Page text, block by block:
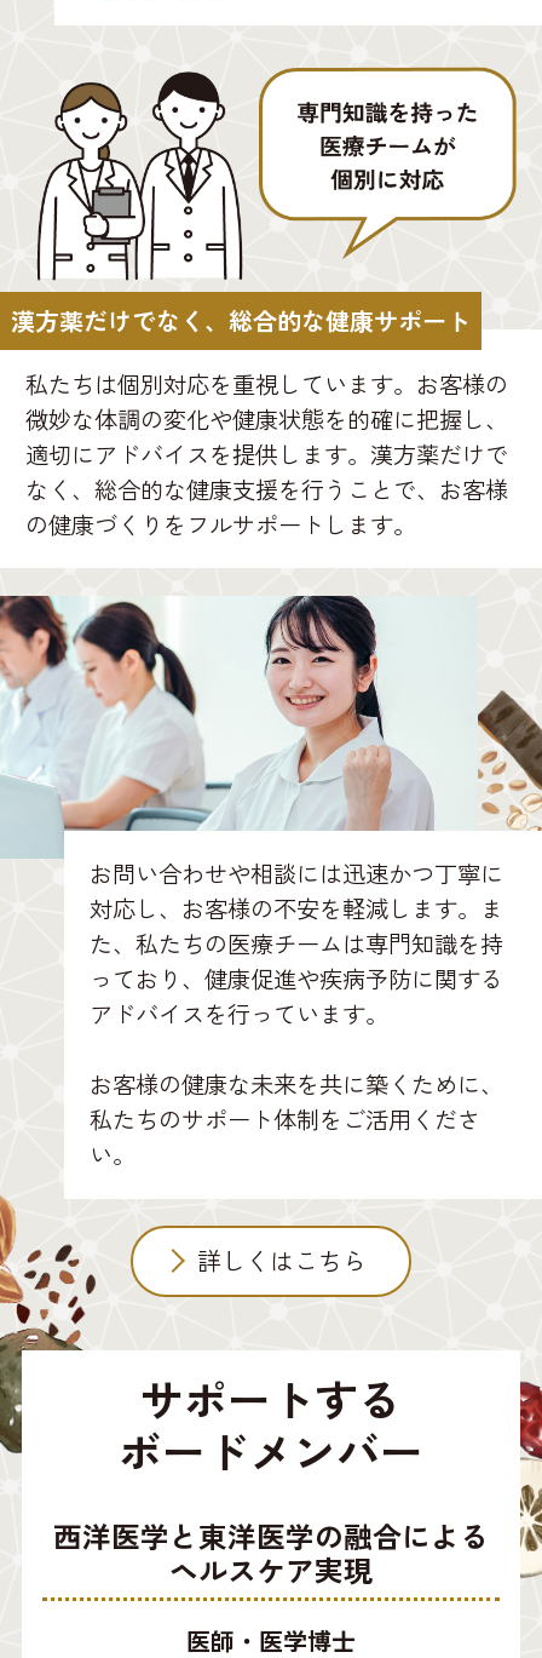
漢方薬だけでなく、総合的な健康サポート
私たちは個別対応を重視しています。お客様の
微妙な体調の変化や健康状態を的確に把握し、
適切にアドバイスを提供します。漢方薬だけで
なく、総合的な健康支援を行うことで、お客様
の健康づくりをフルサポートします。
お問い合わせや相談には迅速かつ丁寧に
対応し、お客様の不安を軽減します。ま
た、私たちの医療チームは専門知識を持
っており、健康促進や疾病予防に関する
アドバイスを行っています。
お客様の健康な未来を共に築くために、
私たちのサポート体制をご活用くださ
い。
詳しくはこちら
サポートする
ボードメンバー
西洋医学と東洋医学の融合による
ヘルスケア実現
医師・医学博士